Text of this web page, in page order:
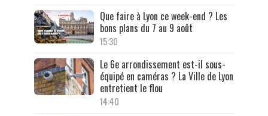
Que faire à Lyon ce week-end ? Les
bons plans du 7 au 9 août
15:30
Le 6e arrondissement est-il sous-
équipé en caméras ? La Ville de Lyon
entretient le flou
14:40